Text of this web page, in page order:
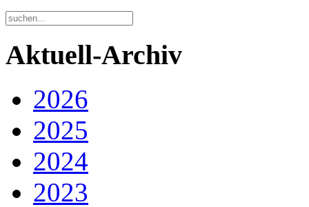
Aktuell-Archiv
2026
2025
2024
2023